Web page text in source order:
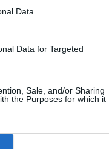
Data.
Data for Targeted
Sale, and/or Sharing
the Purposes for which it